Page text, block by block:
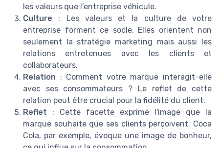
les valeurs que l'entreprise véhicule.
Culture : Les valeurs et la culture de votre
entreprise forment ce socle. Elles orientent non
seulement la stratégie marketing mais aussi les
relations entretenues avec les clients et
collaborateurs.
Relation : Comment votre marque interagit-elle
avec ses consommateurs ? Le reflet de cette
relation peut être crucial pour la fidélité du client.
Reflet : Cette facette exprime l'image que la
marque souhaite que ses clients perçoivent. Coca
Cola, par exemple, évoque une image de bonheur,